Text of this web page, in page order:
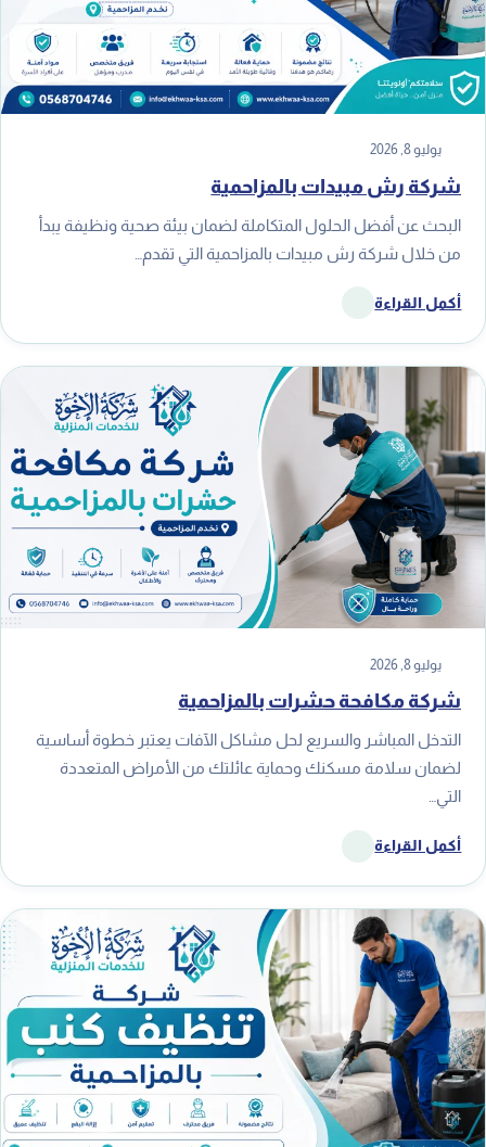
يوليو 8, 2026
شركة رش مبيدات بالمزاحمية
البحث عن أفضل الحلول المتكاملة لضمان بيئة صحية ونظيفة يبدأ
من خلال شركة رش مبيدات بالمزاحمية التي تقدم…
أكمل القراءة
يوليو 8, 2026
شركة مكافحة حشرات بالمزاحمية
التدخل المباشر والسريع لحل مشاكل الآفات يعتبر خطوة أساسية
لضمان سلامة مسكنك وحماية عائلتك من الأمراض المتعددة
التي…
أكمل القراءة